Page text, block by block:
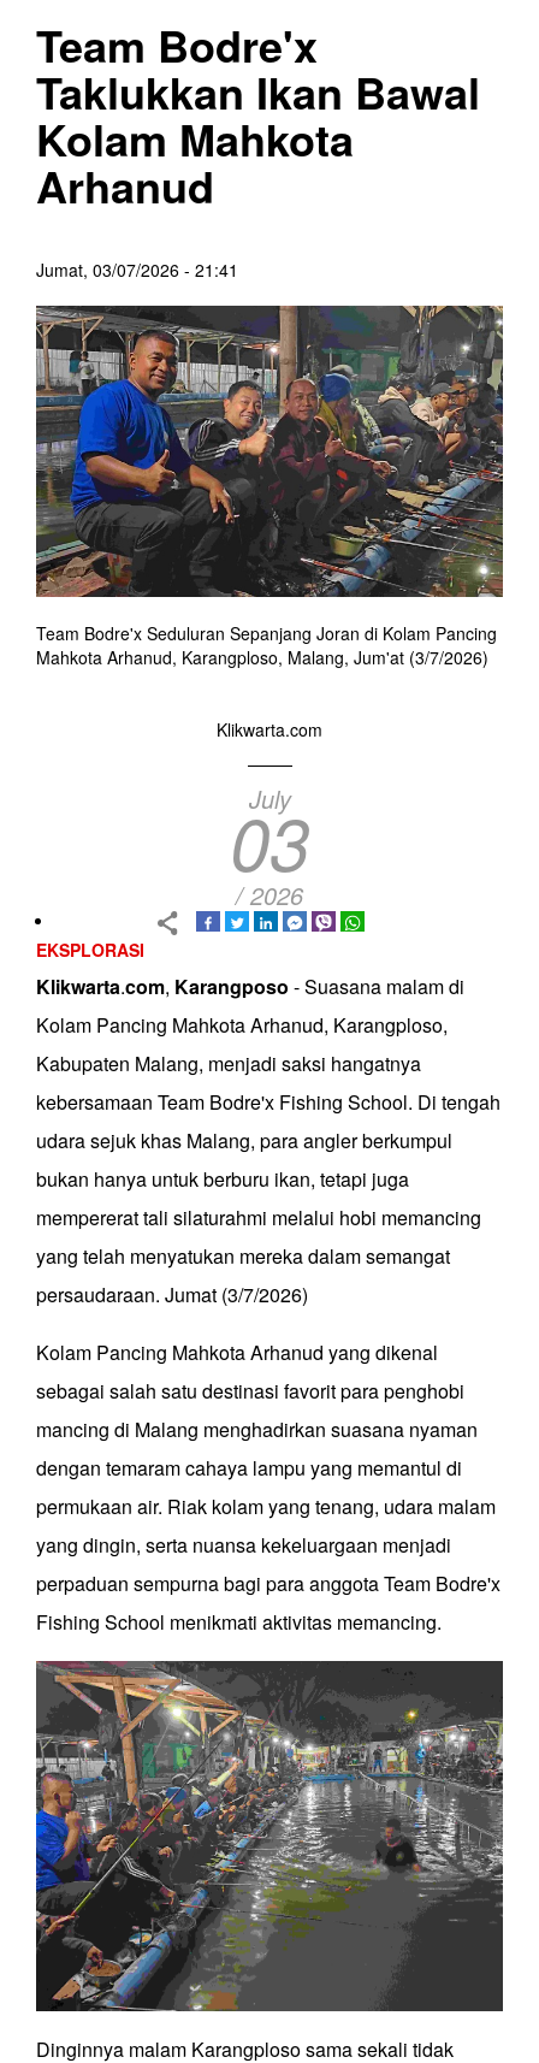
Team Bodre'x
Taklukkan Ikan Bawal
Kolam Mahkota
Arhanud
Jumat, 03/07/2026 - 21:41
Team Bodre'x Seduluran Sepanjang Joran di Kolam Pancing
Mahkota Arhanud, Karangploso, Malang, Jum'at (3/7/2026)
Klikwarta.com
July
03
/ 2026
EKSPLORASI
Klikwarta.com, Karangposo - Suasana malam di
Kolam Pancing Mahkota Arhanud, Karangploso,
Kabupaten Malang, menjadi saksi hangatnya
kebersamaan Team Bodre'x Fishing School. Di tengah
udara sejuk khas Malang, para angler berkumpul
bukan hanya untuk berburu ikan, tetapi juga
mempererat tali silaturahmi melalui hobi memancing
yang telah menyatukan mereka dalam semangat
persaudaraan. Jumat (3/7/2026)
Kolam Pancing Mahkota Arhanud yang dikenal
sebagai salah satu destinasi favorit para penghobi
mancing di Malang menghadirkan suasana nyaman
dengan temaram cahaya lampu yang memantul di
permukaan air. Riak kolam yang tenang, udara malam
yang dingin, serta nuansa kekeluargaan menjadi
perpaduan sempurna bagi para anggota Team Bodre'x
Fishing School menikmati aktivitas memancing.
Dinginnya malam Karangploso sama sekali tidak